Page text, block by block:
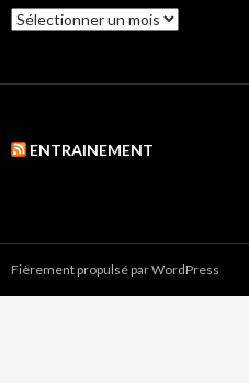
Archives
ENTRAINEMENT
Fièrement propulsé par WordPress